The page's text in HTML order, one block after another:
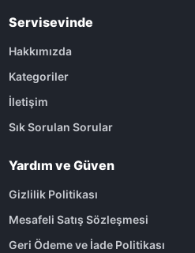
Servisevinde
Hakkımızda
Kategoriler
İletişim
Sık Sorulan Sorular
Yardım ve Güven
Gizlilik Politikası
Mesafeli Satış Sözleşmesi
Geri Ödeme ve İade Politikası